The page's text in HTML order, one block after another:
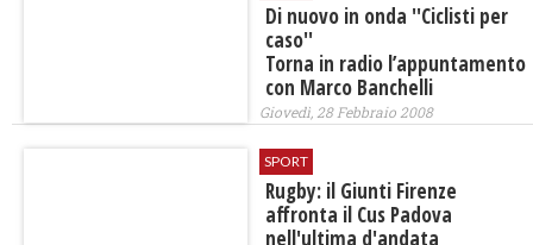
Di nuovo in onda ''Ciclisti per
caso''
Torna in radio l’appuntamento
con Marco Banchelli
Giovedì, 28 Febbraio 2008
SPORT
Rugby: il Giunti Firenze
affronta il Cus Padova
nell'ultima d'andata